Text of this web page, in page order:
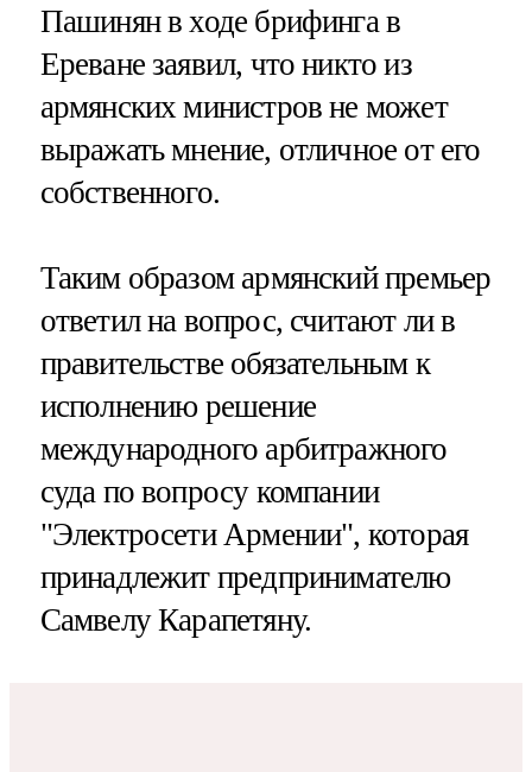
Пашинян в ходе брифинга в
Ереване заявил, что никто из
армянских министров не может
выражать мнение, отличное от его
собственного.
Таким образом армянский премьер
ответил на вопрос, считают ли в
правительстве обязательным к
исполнению решение
международного арбитражного
суда по вопросу компании
"Электросети Армении", которая
принадлежит предпринимателю
Самвелу Карапетяну.